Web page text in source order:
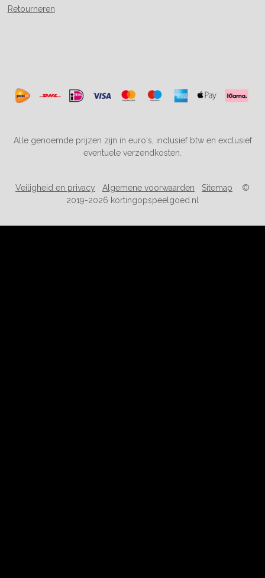
Retourneren
Alle genoemde prijzen zijn in euro's, inclusief btw en exclusief
eventuele verzendkosten.
Veiligheid en privacy Algemene voorwaarden Sitemap ©
2019-2026 kortingopspeelgoed.nl